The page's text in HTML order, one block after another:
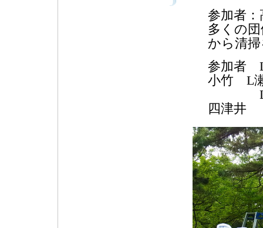
参加者
多くの
から清
参加者
小竹 L
L髙
四津井